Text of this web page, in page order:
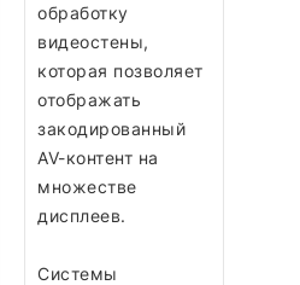
обработку
видеостены,
которая позволяет
отображать
закодированный
AV-контент на
множестве
дисплеев.
Системы